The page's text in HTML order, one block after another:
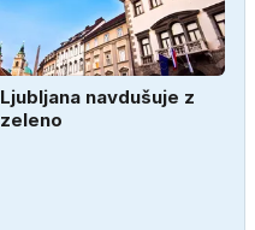
Ljubljana navdušuje z
zeleno